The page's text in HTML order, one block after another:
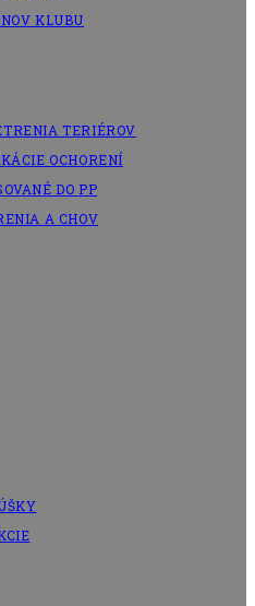
KLUBU
TERIÉROV
OCHORENÍ
DO PP
A CHOV